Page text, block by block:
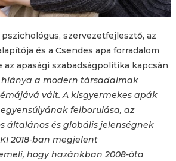
szervezetfejlesztő, az
és a Csendes apa forradalom
apasági szabadságpolitika kapcsán
hiánya a modern társadalmak
vált. A kisgyermekes apák
felborulása, az
általános és globális jelenségnek
2018-ban megjelent
hogy hazánkban 2008-óta